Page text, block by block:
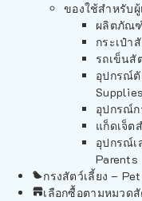
ของใช้สำหรับผู้
ผลิตภัณ
กระเป๋า
รถเข็นสั
อุปกรณ์ตั
Supplies
อุปกรณ์ก
แก็ดเจ็ต
อุปกรณ์เ
Parents
กรงสัตว์เลี้ยง –
เลือกซื้อตามหมวด